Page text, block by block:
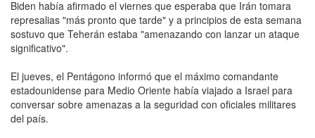
Biden había afirmado el viernes que esperaba que Irán tomara
represalias "más pronto que tarde" y a principios de esta semana
sostuvo que Teherán estaba "amenazando con lanzar un ataque
significativo".
El jueves, el Pentágono informó que el máximo comandante
estadounidense para Medio Oriente había viajado a Israel para
conversar sobre amenazas a la seguridad con oficiales militares
del país.